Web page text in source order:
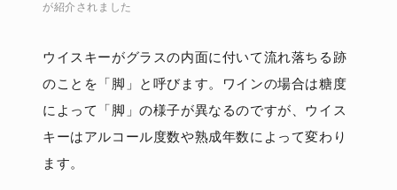
が紹介されました
ウイスキーがグラスの内面に付いて流れ落ちる跡
のことを「脚」と呼びます。ワインの場合は糖度
によって「脚」の様子が異なるのですが、ウイス
キーはアルコール度数や熟成年数によって変わり
ます。